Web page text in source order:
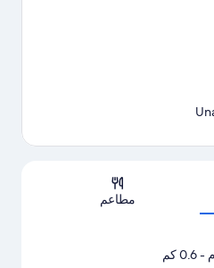
مطاعم
- 0.6 كم